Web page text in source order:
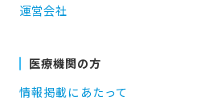
運営会社
医療機関の方
情報掲載にあたって